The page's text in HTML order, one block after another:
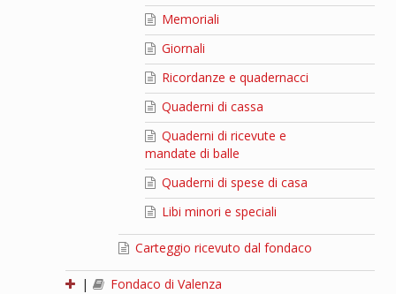
Memoriali
Giornali
Ricordanze e quadernacci
Quaderni di cassa
Quaderni di ricevute e
mandate di balle
Quaderni di spese di casa
Libi minori e speciali
Carteggio ricevuto dal fondaco
|
Fondaco di Valenza